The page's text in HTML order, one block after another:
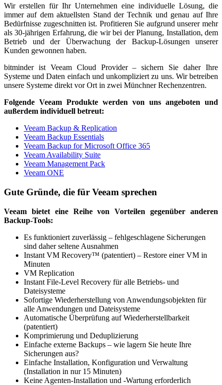
Wir erstellen für Ihr Unternehmen eine individuelle Lösung, die
immer auf dem aktuellsten Stand der Technik und genau auf Ihre
Bedürfnisse zugeschnitten ist. Profitieren Sie aufgrund unserer mehr
als 30-jährigen Erfahrung, die wir bei der Planung, Installation, dem
Betrieb und der Überwachung der Backup-Lösungen unserer
Kunden gewonnen haben.
bitminder ist Veeam Cloud Provider – sichern Sie daher Ihre
Systeme und Daten einfach und unkompliziert zu uns. Wir betreiben
unsere Systeme direkt vor Ort in zwei Münchner Rechenzentren.
Folgende Veeam Produkte werden von uns angeboten und
außerdem individuell betreut:
Veeam Backup & Replication
Veeam Backup Essentials
Veeam Backup for Microsoft Office 365
Veeam Availability Suite
Veeam Management Pack
Veeam ONE
Gute Gründe, die für Veeam sprechen
Veeam bietet eine Reihe von Vorteilen gegenüber anderen
Backup-Tools:
Es funktioniert zuverlässig – fehlgeschlagene Sicherungen
sind daher seltene Ausnahmen
Instant VM Recovery™ (patentiert) – Restore einer VM in
Minuten
VM Replication
Instant File-Level Recovery für alle Betriebs- und
Dateisysteme
Sofortige Wiederherstellung von Anwendungsobjekten für
alle Anwendungen und Dateisysteme
Automatische Überprüfung auf Wiederherstellbarkeit
(patentiert)
Komprimierung und Deduplizierung
Einfache externe Backups – wie lagern Sie heute Ihre
Sicherungen aus?
Einfache Installation, Konfiguration und Verwaltung
(Installation in nur 15 Minuten)
Keine Agenten-Installation und -Wartung erforderlich